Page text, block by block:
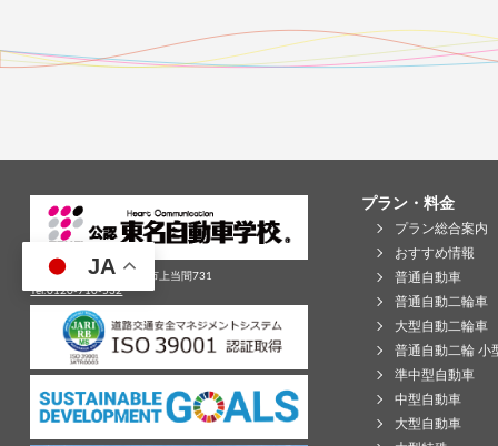
〒426-0004静岡県藤枝市上当間731
Tel:0120-710-532
プラン・料金
プラン総合案内
おすすめ情報
普通自動車
普通自動二輪車
大型自動二輪車
普通自動二輪 小
準中型自動車
中型自動車
大型自動車
JA